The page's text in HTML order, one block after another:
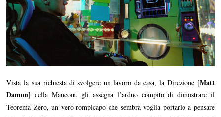
Vista la sua richiesta di svolgere un lavoro da casa, la Direzione [Matt
Damon] della Mancom, gli assegna l’arduo compito di dimostrare il
Teorema Zero, un vero rompicapo che sembra voglia portarlo a pensare